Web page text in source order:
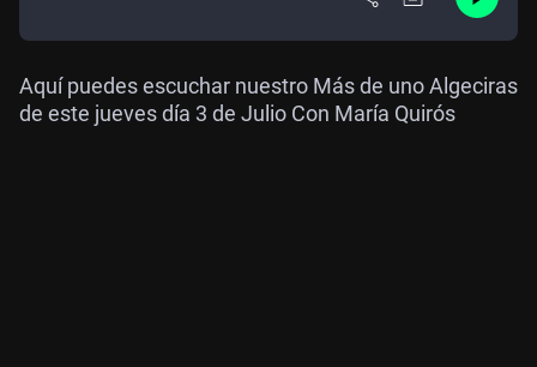
Aquí puedes escuchar nuestro Más de uno Algeciras
de este jueves día 3 de Julio Con María Quirós